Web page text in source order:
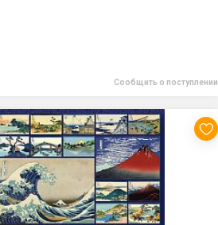
Сообщить о поступлении